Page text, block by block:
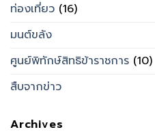
ท่องเที่ยว (16)
มนต์ขลัง
ศูนย์พิทักษ์สิทธิข้าราชการ (10)
สืบจากข่าว
Archives